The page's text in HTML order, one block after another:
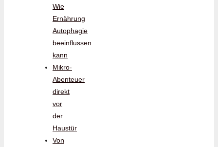
Wie
Ernährung
Autophagie
beeinflussen
kann
Mikro-
Abenteuer
direkt
vor
der
Haustür
Von